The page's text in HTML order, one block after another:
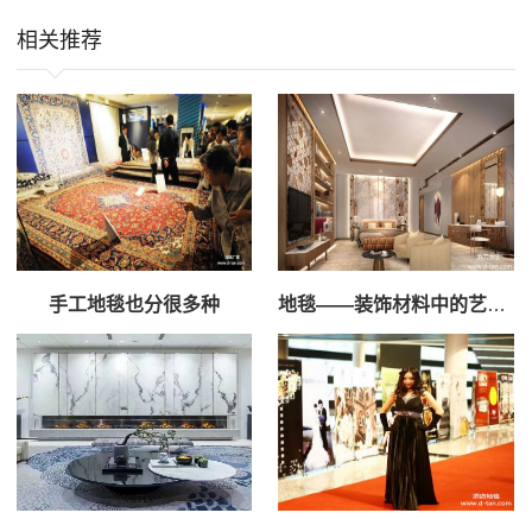
相关推荐
手工地毯也分很多种 地毯——装饰材料中的艺术品